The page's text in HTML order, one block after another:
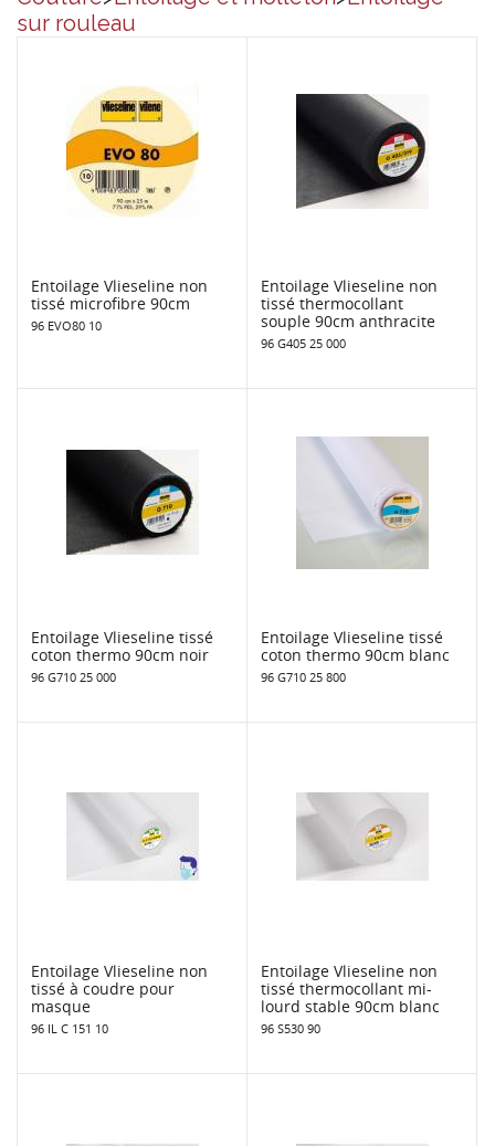
sur rouleau
Entoilage Vlieseline non
tissé microfibre 90cm
96 EVO80 10
Entoilage Vlieseline non
tissé thermocollant
souple 90cm anthracite
96 G405 25 000
Entoilage Vlieseline tissé
coton thermo 90cm noir
96 G710 25 000
Entoilage Vlieseline tissé
coton thermo 90cm blanc
96 G710 25 800
Entoilage Vlieseline non
tissé à coudre pour
masque
96 IL C 151 10
Entoilage Vlieseline non
tissé thermocollant mi-
lourd stable 90cm blanc
96 S530 90